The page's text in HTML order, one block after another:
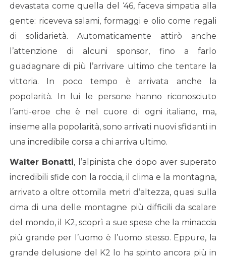
devastata come quella del ‘46, faceva simpatia alla
gente: riceveva salami, formaggi e olio come regali
di solidarietà. Automaticamente attirò anche
l’attenzione di alcuni sponsor, fino a farlo
guadagnare di più l’arrivare ultimo che tentare la
vittoria. In poco tempo è arrivata anche la
popolarità. In lui le persone hanno riconosciuto
l’anti-eroe che è nel cuore di ogni italiano, ma,
insieme alla popolarità, sono arrivati nuovi sfidanti in
una incredibile corsa a chi arriva ultimo.
Walter Bonatti, l’alpinista che dopo aver superato
incredibili sfide con la roccia, il clima e la montagna,
arrivato a oltre ottomila metri d’altezza, quasi sulla
cima di una delle montagne più difficili da scalare
del mondo, il K2, scoprì a sue spese che la minaccia
più grande per l’uomo è l’uomo stesso. Eppure, la
grande delusione del K2 lo ha spinto ancora più in